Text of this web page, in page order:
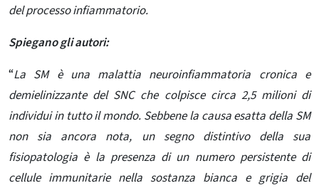
delprocesso infiammatorio.
Spiegano gli autori:
“La SM è una malattia neuroinfiammatoria cronica e
demielinizzante del SNC che colpisce circa 2,5 milioni di
individui in tutto il mondo. Sebbene la causa esatta della SM
non sia ancora nota, un segno distintivo della sua
fisiopatologia è la presenza di un numero persistente di
cellule immunitarie nella sostanza bianca e grigia del